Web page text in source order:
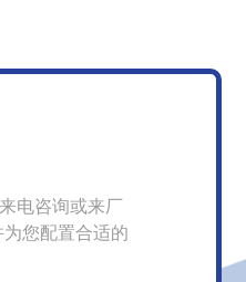
电咨询或来厂
您配置合适的